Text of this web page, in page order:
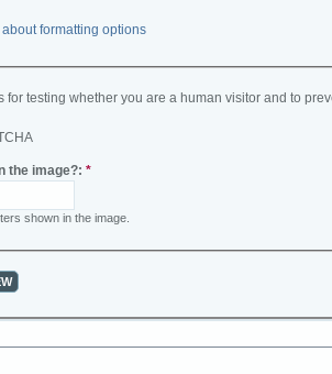
formatting options
for testing whether you are a human visitor and to
the image?: *
shown in the image.